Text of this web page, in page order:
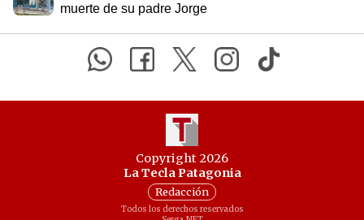
muerte de su padre Jorge
Copyright 2026
La Tecla Patagonia
Redacción
Todos los derechos reservados